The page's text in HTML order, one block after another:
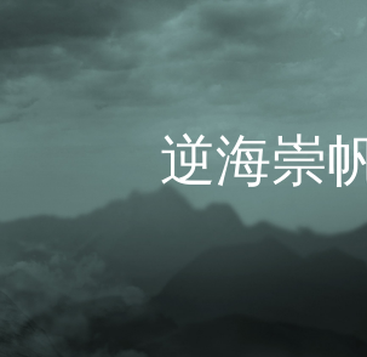
逆海崇